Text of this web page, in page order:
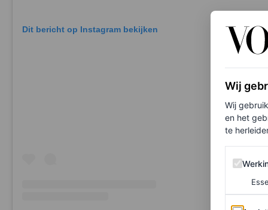
Dit bericht op Instagram bekijken
Wij
Wij
en het
te
Werking
Analytics